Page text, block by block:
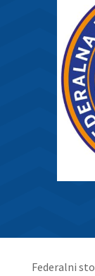
Federalni